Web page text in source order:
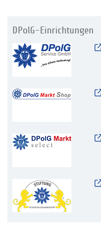
DPolG-Einrichtungen